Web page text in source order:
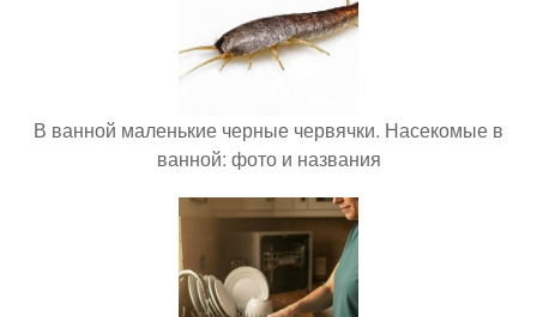
В ванной маленькие черные червячки. Насекомые в
ванной: фото и названия